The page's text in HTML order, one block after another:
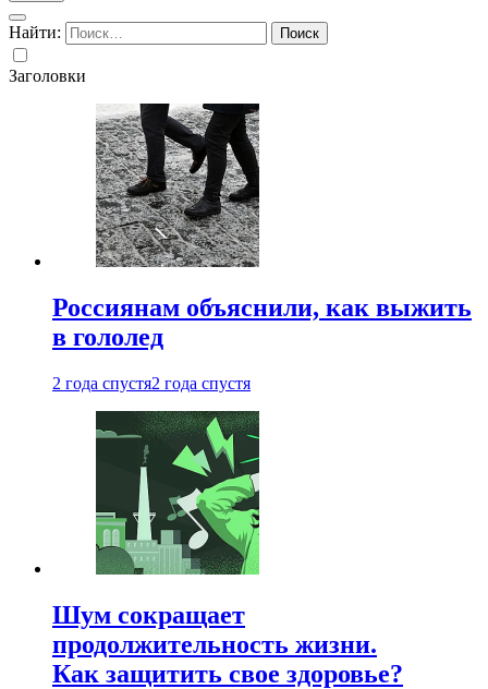
Найти:
Заголовки
Россиянам объяснили, как выжить
в гололед
2 года спустя2 года спустя
Шум сокращает
продолжительность жизни.
Как защитить свое здоровье?